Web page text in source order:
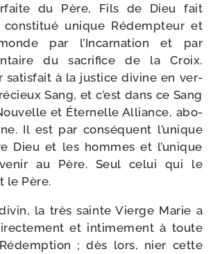
du Père, Fils de Dieu fait
unique Rédempteur et
par l’Incarnation et par
du sacri­fice de la Croix.
satis­fait à la jus­tice divine en ver­
Sang, et c’est dans ce Sang
et Éternelle Alliance, abo­
Il est par consé­quent l’unique
Dieu et les hommes et l’unique
au Père. Seul celui qui le
le Père.
la très sainte Vierge Marie a
et inti­me­ment à toute
; dès lors, nier cette